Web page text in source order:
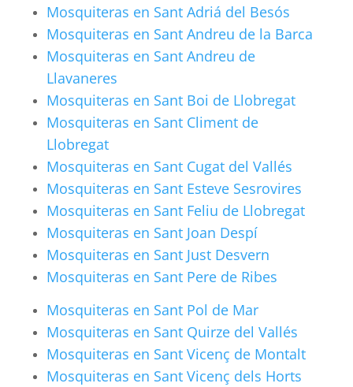
Mosquiteras en Sant Adriá del Besós
Mosquiteras en Sant Andreu de la Barca
Mosquiteras en Sant Andreu de
Llavaneres
Mosquiteras en Sant Boi de Llobregat
Mosquiteras en Sant Climent de
Llobregat
Mosquiteras en Sant Cugat del Vallés
Mosquiteras en Sant Esteve Sesrovires
Mosquiteras en Sant Feliu de Llobregat
Mosquiteras en Sant Joan Despí
Mosquiteras en Sant Just Desvern
Mosquiteras en Sant Pere de Ribes
Mosquiteras en Sant Pol de Mar
Mosquiteras en Sant Quirze del Vallés
Mosquiteras en Sant Vicenç de Montalt
Mosquiteras en Sant Vicenç dels Horts